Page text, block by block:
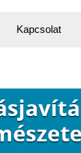
Kapcsolat